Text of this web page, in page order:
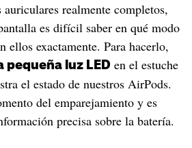
realmente completos,
es difícil saber en qué modo
ellos exactamente. Para hacerlo,
pequeña luz LED en el estuche
el estado de nuestros AirPods.
del emparejamiento y es
precisa sobre la batería.